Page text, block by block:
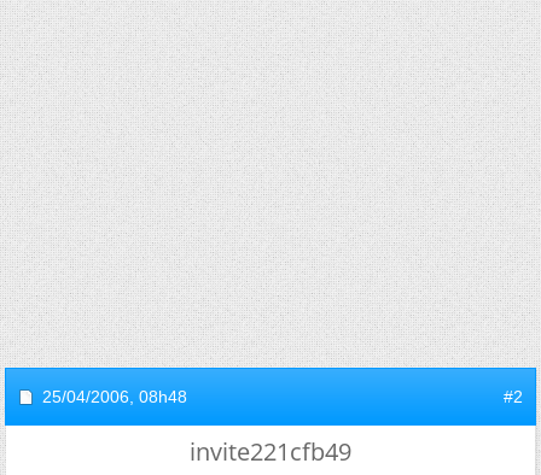
25/04/2006, 08h48 #2
invite221cfb49